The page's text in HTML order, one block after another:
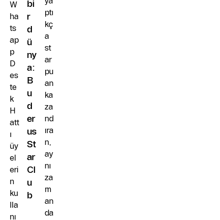
W
ha
ts
ap
p
D
es
te
k
H
att
ı
üy
el
eri
n
ku
lla
nı
bi
r
d
ü
ny
a:
B
u
d
er
us
St
ar
Cl
u
b
ptı
kç
a
st
ar
pu
an
ka
za
nd
ıra
n,
ay
nı
za
m
an
da